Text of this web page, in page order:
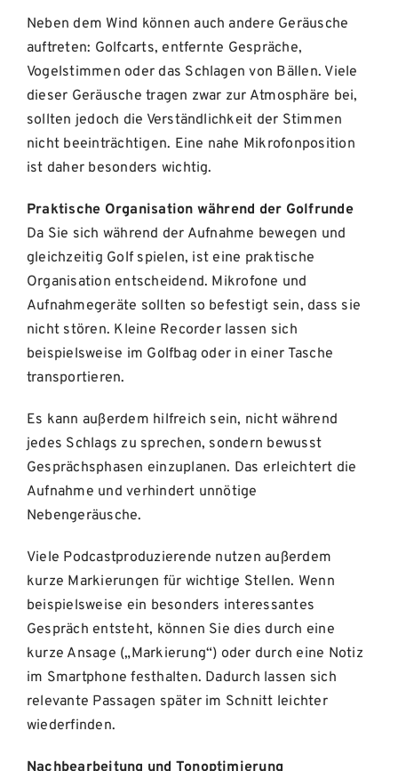
Neben dem Wind können auch andere Geräusche
auftreten: Golfcarts, entfernte Gespräche,
Vogelstimmen oder das Schlagen von Bällen. Viele
dieser Geräusche tragen zwar zur Atmosphäre bei,
sollten jedoch die Verständlichkeit der Stimmen
nicht beeinträchtigen. Eine nahe Mikrofonposition
ist daher besonders wichtig.
Praktische Organisation während der Golfrunde
Da Sie sich während der Aufnahme bewegen und
gleichzeitig Golf spielen, ist eine praktische
Organisation entscheidend. Mikrofone und
Aufnahmegeräte sollten so befestigt sein, dass sie
nicht stören. Kleine Recorder lassen sich
beispielsweise im Golfbag oder in einer Tasche
transportieren.
Es kann außerdem hilfreich sein, nicht während
jedes Schlags zu sprechen, sondern bewusst
Gesprächsphasen einzuplanen. Das erleichtert die
Aufnahme und verhindert unnötige
Nebengeräusche.
Viele Podcastproduzierende nutzen außerdem
kurze Markierungen für wichtige Stellen. Wenn
beispielsweise ein besonders interessantes
Gespräch entsteht, können Sie dies durch eine
kurze Ansage („Markierung“) oder durch eine Notiz
im Smartphone festhalten. Dadurch lassen sich
relevante Passagen später im Schnitt leichter
wiederfinden.
Nachbearbeitung und Tonoptimierung